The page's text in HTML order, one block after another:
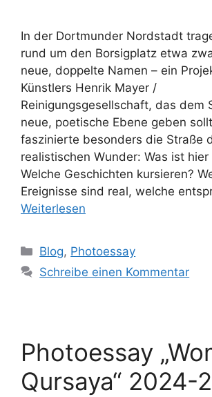
In der Dortmunder Nordstadt
rund um den Borsigplatz etwa
neue, doppelte Namen – ein
Künstlers Henrik Mayer /
Reinigungsgesellschaft, das dem
neue, poetische Ebene geben
faszinierte besonders die Straße
realistischen Wunder: Was ist hier
Welche Geschichten kursieren?
Ereignisse sind real, welche
Weiterlesen
Blog, Photoessay
Schreibe einen Kommentar
Photoessay
Qursaya“ 2024-